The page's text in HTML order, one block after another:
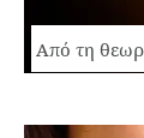
Από τη